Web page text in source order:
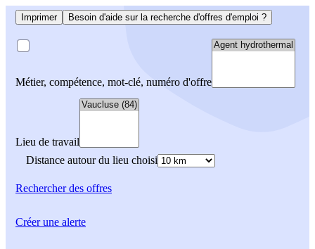
Imprimer Besoin d'aide sur la recherche d'offres d'emploi ?
Métier, compétence, mot-clé, numéro d'offre
Lieu de travail
Distance autour du lieu choisi
Rechercherdes offres
Créer une alerte